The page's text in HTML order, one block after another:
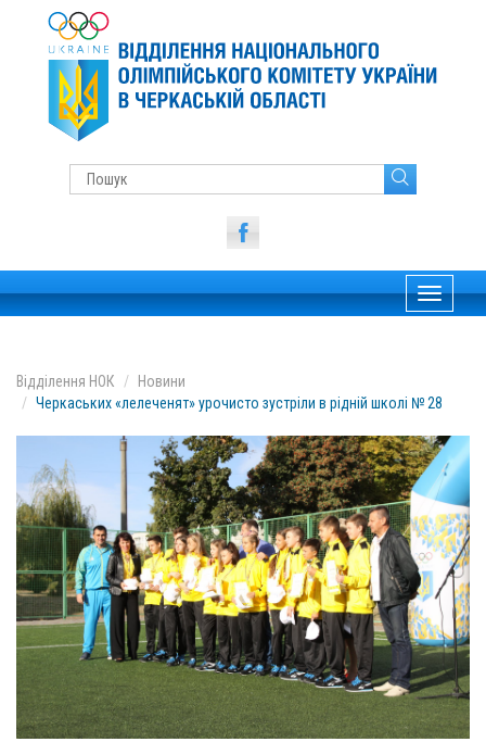
Toggle
Відділення НОК
Новини
Черкаських «лелеченят» урочисто зустріли в рідній школі № 28